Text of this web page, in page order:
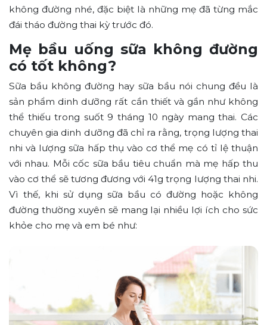
không đường nhé, đặc biệt là những mẹ đã từng mắc
đái tháo đường thai kỳ trước đó.
Mẹ bầu uống sữa không đường
có tốt không?
Sữa bầu không đường hay sữa bầu nói chung đều là
sản phẩm dinh dưỡng rất cần thiết và gần như không
thể thiếu trong suốt 9 tháng 10 ngày mang thai. Các
chuyên gia dinh dưỡng đã chỉ ra rằng, trọng lượng thai
nhi và lượng sữa hấp thụ vào cơ thể mẹ có tỉ lệ thuận
với nhau. Mỗi cốc sữa bầu tiêu chuẩn mà mẹ hấp thu
vào cơ thể sẽ tương đương với 41g trọng lượng thai nhi.
Vì thế, khi sử dụng sữa bầu có đường hoặc không
đường thường xuyên sẽ mang lại nhiều lợi ích cho sức
khỏe cho mẹ và em bé như: